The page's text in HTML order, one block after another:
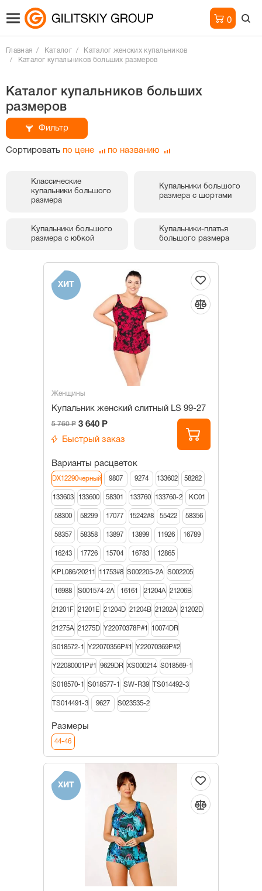
0
Главная Каталог
Каталог женских купальников
Каталог купальников больших размеров
Каталог купальников больших
размеров
Фильтр
Сортировать по цене по названию
Классические
купальники большого
размера
Купальники большого
размера с шортами
Купальники большого
размера с юбкой
Купальники-платья
большого размера
ХИТ
Женщины
Купальник женский слитный LS 99-27
5 760 Р 3 640 Р
Быстрый заказ
Варианты расцветок
DX12290черный 9807 9274 133602 58262
133603 133600 58301 133760 133760-2 КС01
58300 58299 17077 15242#8 55422 58356
58357 58358 13897 13899 11926 16789
16243 17726 15704 16783 12865
KPL086/20211 11753#8 S002205-2A S002205
16988 S001574-2A 16161 21204A 21206В
21201F 21201E 21204D 21204B 21202A 21202D
21275A 21275D Y22070378P#1 10074DR
S018572-1 Y22070356P#1 Y22070369P#2
Y22080001P#1 9629DR XS000214 S018569-1
S018570-1 S018577-1 SW-R39 TS014492-3
TS014491-3 9627 S023535-2
Размеры
44-46
ХИТ